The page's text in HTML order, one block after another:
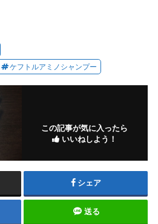
ケフトルアミノシャンプー
この記事が気に入ったら
いいねしよう！
シェア
送る